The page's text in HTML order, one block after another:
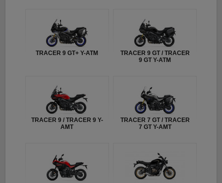
TRACER 9 GT+ Y-ATM
TRACER 9 GT / TRACER
9 GT Y-ATM
TRACER 9 / TRACER 9 Y-
AMT
TRACER 7 GT / TRACER
7 GT Y-AMT